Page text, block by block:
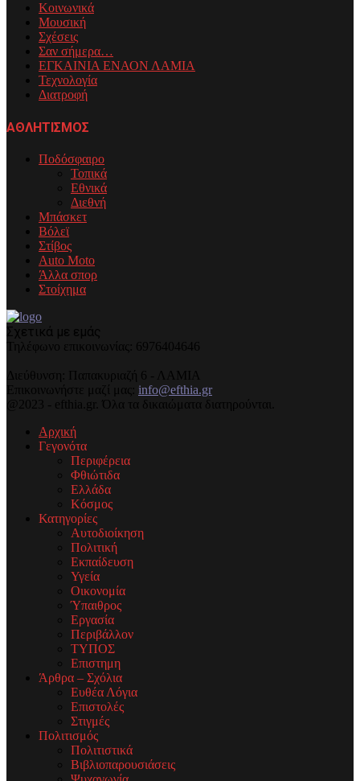
Κοινωνικά
Μουσική
Σχέσεις
Σαν σήμερα…
ΕΓΚΑΙΝΙΑ ΕΝΑΟΝ ΛΑΜΙΑ
Τεχνολογία
Διατροφή
ΑΘΛΗΤΙΣΜΟΣ
Ποδόσφαιρο
Τοπικά
Εθνικά
Διεθνή
Μπάσκετ
Βόλεϊ
Στίβος
Auto Moto
Άλλα σπορ
Στοίχημα
Σχετικά με εμάς
Τηλέφωνo επικοινωνίας: 6976404646
Διεύθυνση: Παπακυριαζή 6 - ΛΑΜΙΑ
Επικοινωνήστε μαζί μας: info@efthia.gr
@2023 - efthia.gr. Όλα τα δικαιώματα διατηρούνται.
Αρχική
Γεγονότα
Περιφέρεια
Φθιώτιδα
Ελλάδα
Κόσμος
Κατηγορίες
Αυτοδιοίκηση
Πολιτική
Εκπαίδευση
Υγεία
Οικονομία
Ύπαιθρος
Εργασία
Περιβάλλον
ΤΥΠΟΣ
Επιστημη
Άρθρα – Σχόλια
Ευθέα Λόγια
Επιστολές
Στιγμές
Πολιτισμός
Πολιτιστικά
Βιβλιοπαρουσιάσεις